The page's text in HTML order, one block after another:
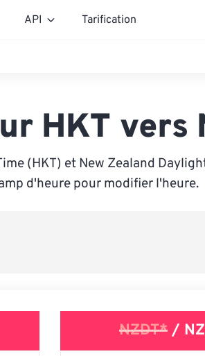
API Tarification
HKT vers
(HKT) et New Zealand
d'heure pour modifier l'heure.
NZDT*/